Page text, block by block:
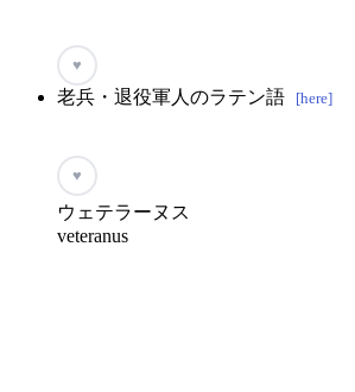
♥
老兵・退役軍人のラテン語 [here]
♥
ウェテラーヌス
veteranus